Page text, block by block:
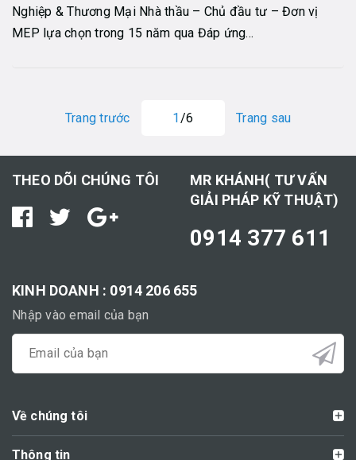
Nghiệp & Thương Mại Nhà thầu – Chủ đầu tư – Đơn vị
MEP lựa chọn trong 15 năm qua Đáp ứng...
Trang trước 1 /6 Trang sau
THEO DÕI CHÚNG TÔI
MR KHÁNH( TƯ VẤN
GIẢI PHÁP KỸ THUẬT)
0914 377 611
KINH DOANH : 0914 206 655
Nhập vào email của bạn
Về chúng tôi
Thông tin